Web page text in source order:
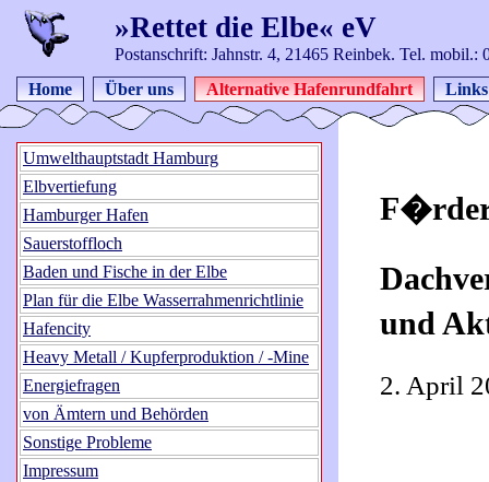
Umwelthauptstadt Hamburg
Elbvertiefung
Hamburger Hafen
Sauerstoffloch
Baden und Fische in der Elbe
Plan für die Elbe Wasserrahmenrichtlinie
Hafencity
Heavy Metall / Kupferproduktion / -Mine
Energiefragen
von Ämtern und Behörden
Sonstige Probleme
Impressum
und
2. April
»Rettet die Elbe« eV
Postanschrift: Jahnstr. 4, 21465 Reinbek. Tel. mobil.:
Home
Über uns Alternative Hafenrundfahrt Links